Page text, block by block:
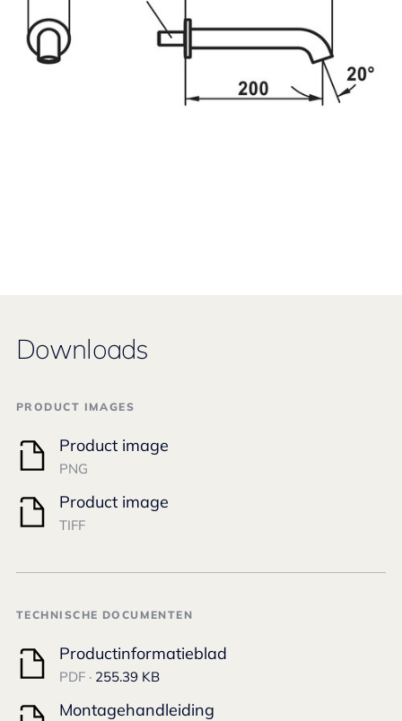
Downloads
PRODUCT IMAGES
Product image
PNG
Product image
TIFF
TECHNISCHE DOCUMENTEN
Productinformatieblad
PDF · 255.39 KB
Montagehandleiding